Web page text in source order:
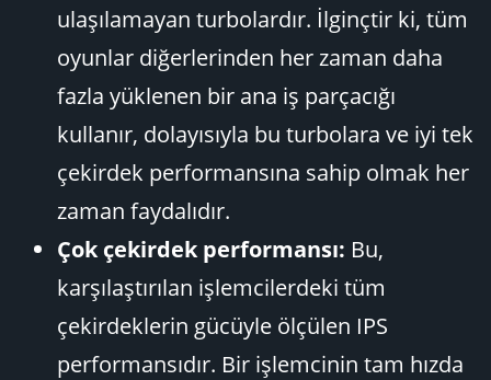
ulaşılamayan turbolardır. İlginçtir ki, tüm
oyunlar diğerlerinden her zaman daha
fazla yüklenen bir ana iş parçacığı
kullanır, dolayısıyla bu turbolara ve iyi tek
çekirdek performansına sahip olmak her
zaman faydalıdır.
Çok çekirdek performansı: Bu,
karşılaştırılan işlemcilerdeki tüm
çekirdeklerin gücüyle ölçülen IPS
performansıdır. Bir işlemcinin tam hızda